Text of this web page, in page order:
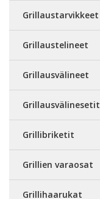
Grillaustarvikkeet
Grillaustelineet
Grillausvälineet
Grillausvälinesetit
Grillibriketit
Grillien varaosat
Grillihaarukat